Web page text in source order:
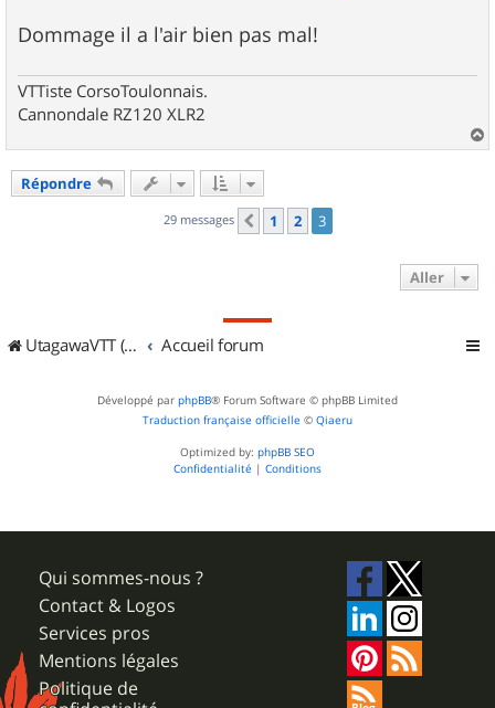
Dommage il a l'air bien pas mal!
VTTiste CorsoToulonnais.
Cannondale RZ120 XLR2
a
Répondre
29 messages Précédent
1 2 3
Aller
UtagawaVTT (Randos VTT et VTTAE avec traces GPS) Accueil forum
Développé par phpBB® Forum Software © phpBB Limited
Traduction française officielle © Qiaeru
Optimized by: phpBB SEO
Confidentialité | Conditions
Qui sommes-nous ?
Contact & Logos
Services pros
Mentions légales
Politique de